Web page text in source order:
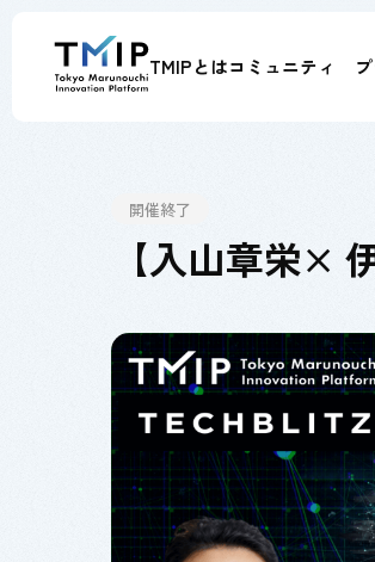
TMIPとはコミュニティ
開催終了
【入山章栄×